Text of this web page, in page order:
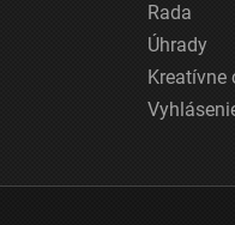
Rada
Úhrady
Kreatívne